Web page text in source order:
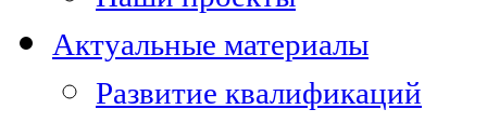
Актуальные материалы
Развитие квалификаций